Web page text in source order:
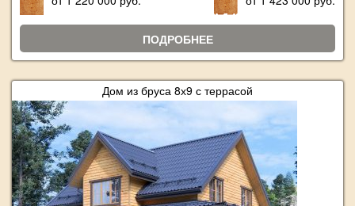
ПОДРОБНЕЕ
Дом из бруса 8х9 с террасой